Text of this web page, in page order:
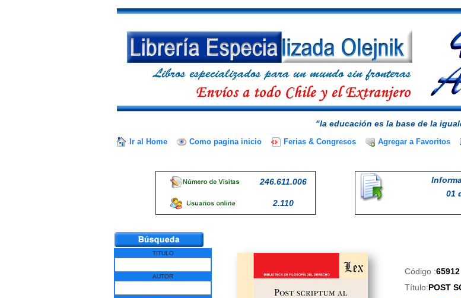
"la educación es la base de la
Ir al Home Como pagina inicio Ferias & Congresos Agregar a Favoritos
246.611.006
2.110
01
TITULO
AUTOR
Código :65912
Título:POST